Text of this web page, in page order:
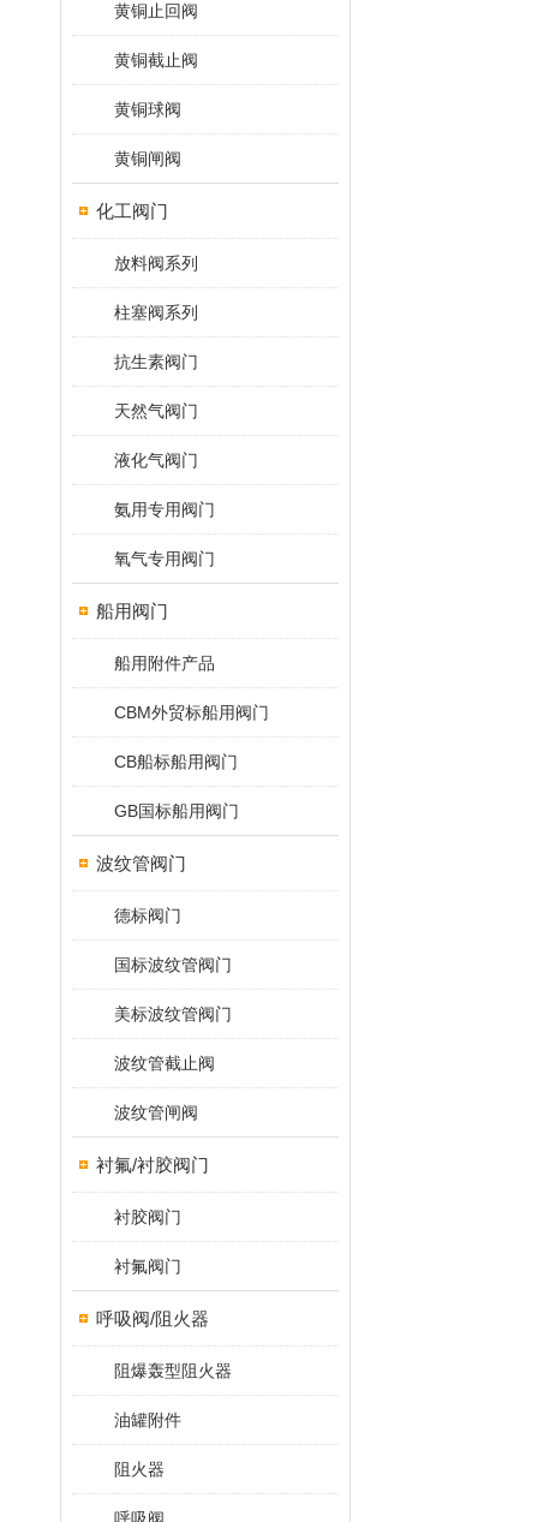
黄铜止回阀
黄铜截止阀
黄铜球阀
黄铜闸阀
化工阀门
放料阀系列
柱塞阀系列
抗生素阀门
天然气阀门
液化气阀门
氨用专用阀门
氧气专用阀门
船用阀门
船用附件产品
CBM外贸标船用阀门
CB船标船用阀门
GB国标船用阀门
波纹管阀门
德标阀门
国标波纹管阀门
美标波纹管阀门
波纹管截止阀
波纹管闸阀
衬氟/衬胶阀门
衬胶阀门
衬氟阀门
呼吸阀/阻火器
阻爆轰型阻火器
油罐附件
阻火器